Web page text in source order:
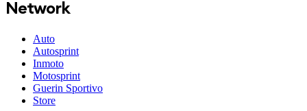
Network
Auto
Autosprint
Inmoto
Motosprint
Guerin Sportivo
Store